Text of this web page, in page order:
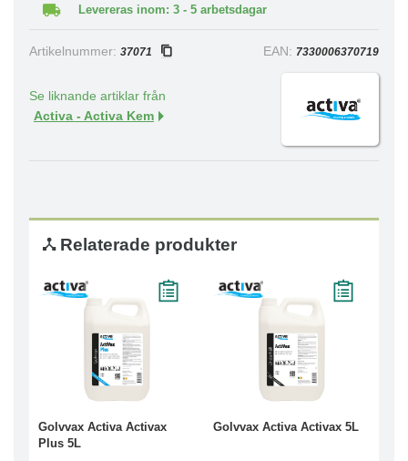
Levereras inom: 3 - 5 arbetsdagar
Artikelnummer: 37071 EAN: 7330006370719
Se liknande artiklar från
Activa - Activa Kem
Relaterade produkter
Golvvax Activa Activax
Plus 5L
Golvvax Activa Activax 5L